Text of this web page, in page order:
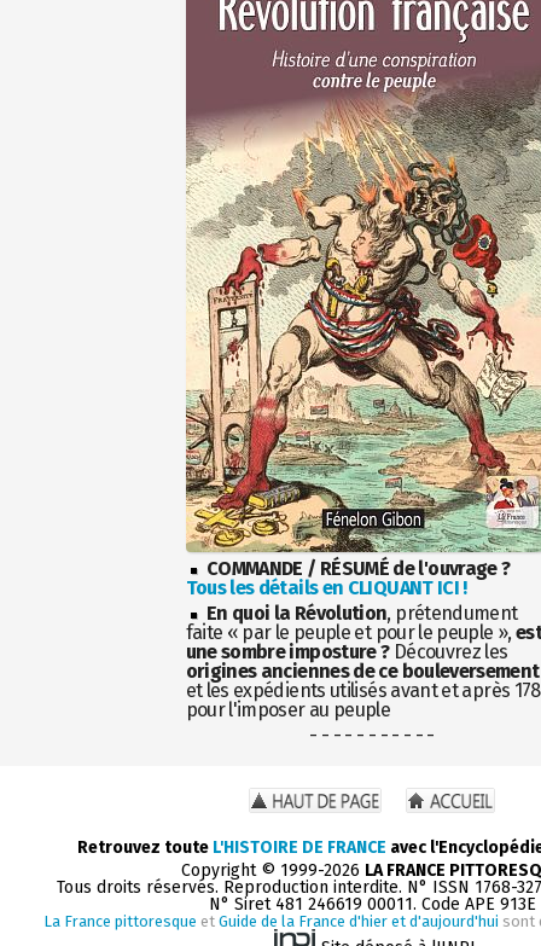
COMMANDE / RÉSUMÉ de l'ouvrage ?
Tous les détails en CLIQUANT ICI !
En quoi la Révolution, prétendument
faite « par le peuple et pour le peuple »,
une sombre imposture ?Découvrez les
origines anciennes de ce bouleversement
et les expédients utilisés avant et après
pour l'imposer au peuple
- - - - - - - - - - -
Retrouvez toute L'HISTOIRE DE FRANCE avec
Copyright © 1999-2026 LA FRANCE
Tous droits réservés. Reproduction interdite. N° ISSN 1768-
N° Siret 481 246619 00011. Code APE 913E
La France pittoresque et Guide de la France d'hier et d'aujourd'hui sont